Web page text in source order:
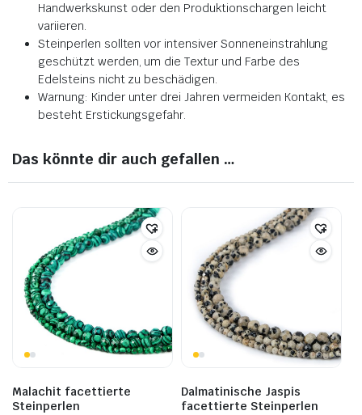
Handwerkskunst oder den Produktionschargen leicht
variieren.
Steinperlen sollten vor intensiver Sonneneinstrahlung
geschützt werden, um die Textur und Farbe des
Edelsteins nicht zu beschädigen.
Warnung: Kinder unter drei Jahren vermeiden Kontakt, es
besteht Erstickungsgefahr.
Das könnte dir auch gefallen …
Malachit facettierte
Steinperlen
Dalmatinische Jaspis
facettierte Steinperlen